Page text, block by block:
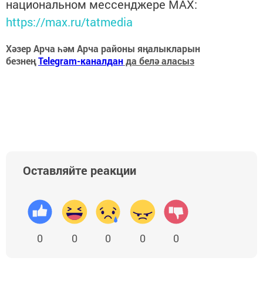
национальном мессенджере MАХ:
https://max.ru/tatmedia
Хәзер Арча һәм Арча районы яңалыкларын
безнеңTelegram-каналданда белә аласыз
Оставляйте реакции
0 0 0 0 0